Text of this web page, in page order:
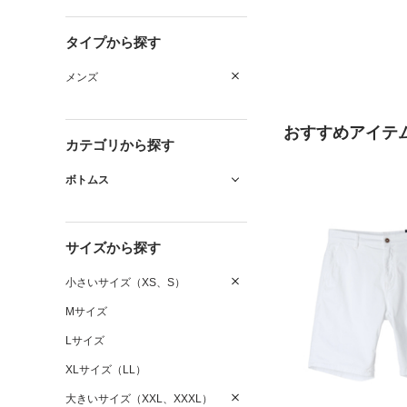
タイプから探す
メンズ
カテゴリから探す
ボトムス
サイズから探す
小さいサイズ（XS、S）
Mサイズ
Lサイズ
XLサイズ（LL）
大きいサイズ（XXL、XXXL）
おすすめアイテ